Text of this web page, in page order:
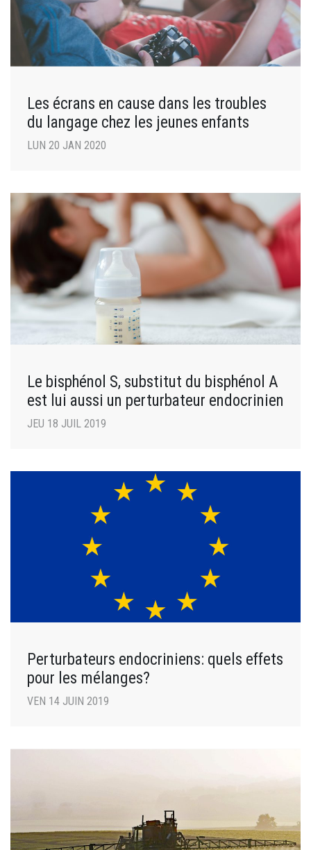
Les écrans en cause dans les troubles
du langage chez les jeunes enfants
LUN 20 JAN 2020
Le bisphénol S, substitut du bisphénol A
est lui aussi un perturbateur endocrinien
JEU 18 JUIL 2019
Perturbateurs endocriniens: quels effets
pour les mélanges?
VEN 14 JUIN 2019